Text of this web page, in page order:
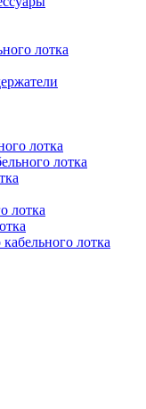
лотка
лотка
лотка
лотка
лотка